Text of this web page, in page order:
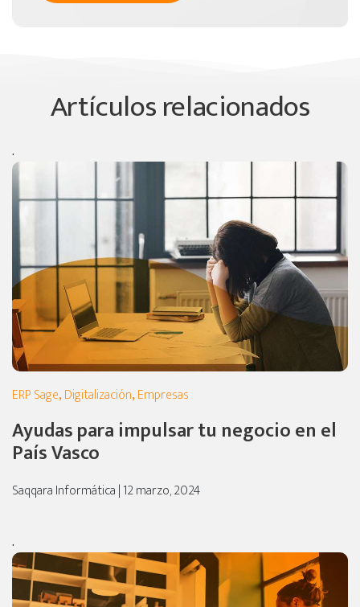
Artículos relacionados
.
ERP Sage,Digitalización,Empresas
Ayudas para impulsar tu negocio en el
País Vasco
Saqqara Informática | 12 marzo, 2024
.